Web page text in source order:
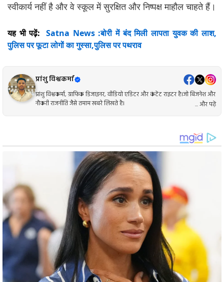
स्वीकार्य नहीं है और वे स्कूल में सुरक्षित और निष्पक्ष माहौल चाहते हैं।
यह भी पढ़ें: Satna News :बोरी में बंद मिली लापता युवक की लाश,
पुलिस पर फूटा लोगों का गुस्सा,पुलिस पर पथराव
प्रांशु विश्वकर्मा
प्रांशु विश्वकर्मा, ग्राफिक डिजाइनर, वीडियो एडिटर और कंटेंट राइटर है।जो बिजनेश और
नौकरी राजनीति जैसे तमाम खबरे लिखते है।
... और पढ़ें